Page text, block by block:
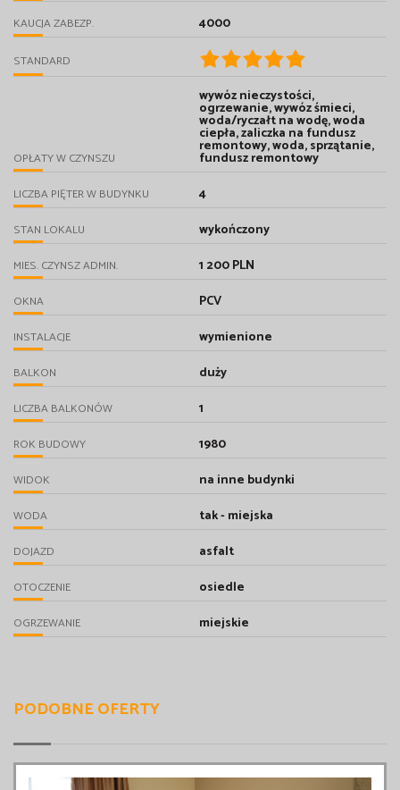
KAUCJA ZABEZP. 4000
STANDARD
OPŁATY W CZYNSZU
wywóz nieczystości,
ogrzewanie, wywóz śmieci,
woda/ryczałt na wodę, woda
ciepła, zaliczka na fundusz
remontowy, woda, sprzątanie,
fundusz remontowy
LICZBA PIĘTER W BUDYNKU 4
STAN LOKALU wykończony
MIES. CZYNSZ ADMIN. 1 200 PLN
OKNA PCV
INSTALACJE wymienione
BALKON duży
LICZBA BALKONÓW 1
ROK BUDOWY 1980
WIDOK na inne budynki
WODA tak - miejska
DOJAZD asfalt
OTOCZENIE osiedle
OGRZEWANIE miejskie
PODOBNE OFERTY